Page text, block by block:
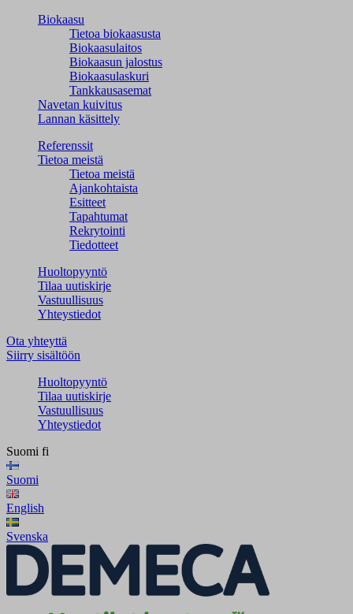
Biokaasu
Tietoa biokaasusta
Biokaasulaitos
Biokaasun jalostus
Biokaasulaskuri
Tankkausasemat
Navetan kuivitus
Lannan käsittely
Referenssit
Tietoa meistä
Tietoa meistä
Ajankohtaista
Esitteet
Tapahtumat
Rekrytointi
Tiedotteet
Huoltopyyntö
Tilaa uutiskirje
Vastuullisuus
Yhteystiedot
Ota yhteyttä
Siirry sisältöön
Huoltopyyntö
Tilaa uutiskirje
Vastuullisuus
Yhteystiedot
Suomi fi
Suomi
English
Svenska